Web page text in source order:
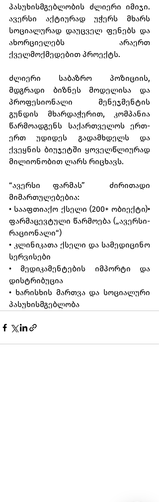
პასუხისმგებლობის ძლიერი იმიჯი.
ავერსი აქტიურად უჭერს მხარს
სოციალურად დაუცველ ფენებს და
ახორციელებს არაერთ
ქველმოქმედებით პროექტს.
ძლიერი საბაზრო პოზიციის,
მდგრადი ბიზნეს მოდელისა და
პროფესიონალი მენეჯმენტის
გუნდის მხარდაჭერით, კომპანია
წარმოადგენს საქართველოს ერთ-
ერთ უდიდეს გადამხდელს და
ქვეყნის ბიუჯეტში ყოველწლიურად
მილიონობით ლარს რიცხავს.
“ავერსი ფარმას”  ძირითადი
მიმართულებებია:
• სააფთიაქო ქსელი (200+ ობიექტი)•
ფარმაცევტული წარმოება („ავერსი-
რაციონალი“)
• კლინიკათა ქსელი და სამედიცინო
სერვისები
• მედიკამენტების იმპორტი და
დისტრიბუცია
• ხარისხის მართვა და სოციალური
პასუხისმგებლობა